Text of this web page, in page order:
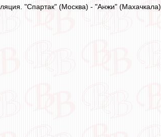
"Спартак" (Москва) - "Анжи" (Махачкала)